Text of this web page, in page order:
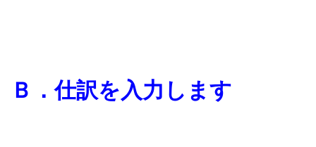
Ｂ．仕訳を入力します